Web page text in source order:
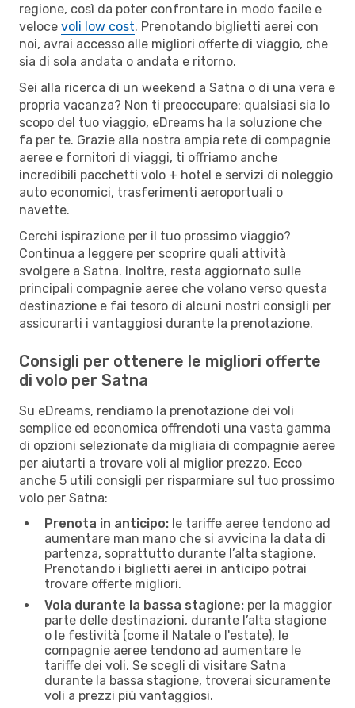
regione, così da poter confrontare in modo facile e
veloce voli low cost. Prenotando biglietti aerei con
noi, avrai accesso alle migliori offerte di viaggio, che
sia di sola andata o andata e ritorno.
Sei alla ricerca di un weekend a Satna o di una vera e
propria vacanza? Non ti preoccupare: qualsiasi sia lo
scopo del tuo viaggio, eDreams ha la soluzione che
fa per te. Grazie alla nostra ampia rete di compagnie
aeree e fornitori di viaggi, ti offriamo anche
incredibili pacchetti volo + hotel e servizi di noleggio
auto economici, trasferimenti aeroportuali o
navette.
Cerchi ispirazione per il tuo prossimo viaggio?
Continua a leggere per scoprire quali attività
svolgere a Satna. Inoltre, resta aggiornato sulle
principali compagnie aeree che volano verso questa
destinazione e fai tesoro di alcuni nostri consigli per
assicurarti i vantaggiosi durante la prenotazione.
Consigli per ottenere le migliori offerte
di volo per Satna
Su eDreams, rendiamo la prenotazione dei voli
semplice ed economica offrendoti una vasta gamma
di opzioni selezionate da migliaia di compagnie aeree
per aiutarti a trovare voli al miglior prezzo. Ecco
anche 5 utili consigli per risparmiare sul tuo prossimo
volo per Satna:
Prenota in anticipo: le tariffe aeree tendono ad
aumentare man mano che si avvicina la data di
partenza, soprattutto durante l’alta stagione.
Prenotando i biglietti aerei in anticipo potrai
trovare offerte migliori.
Vola durante la bassa stagione: per la maggior
parte delle destinazioni, durante l’alta stagione
o le festività (come il Natale o l'estate), le
compagnie aeree tendono ad aumentare le
tariffe dei voli. Se scegli di visitare Satna
durante la bassa stagione, troverai sicuramente
voli a prezzi più vantaggiosi.